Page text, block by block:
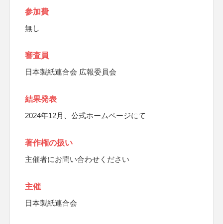
参加費
無し
審査員
日本製紙連合会 広報委員会
結果発表
2024年12月、公式ホームページにて
著作権の扱い
主催者にお問い合わせください
主催
日本製紙連合会